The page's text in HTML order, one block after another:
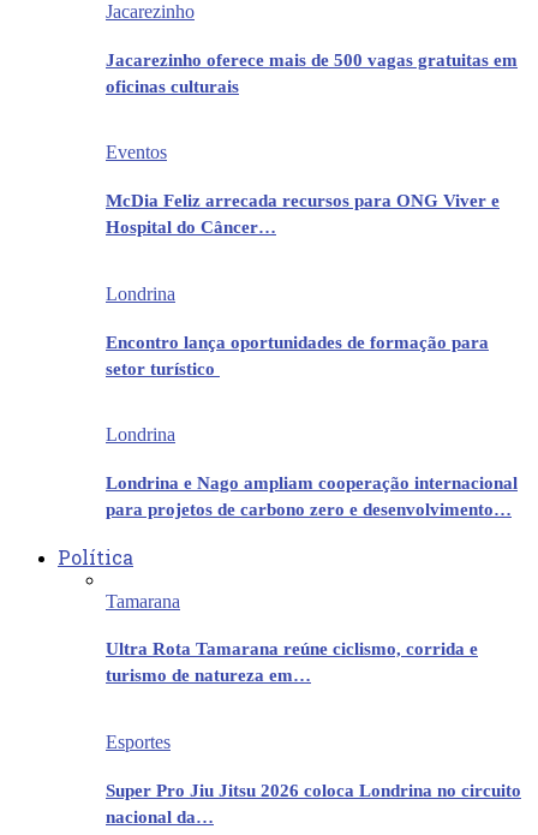
Jacarezinho
Jacarezinho oferece mais de 500 vagas gratuitas em
oficinas culturais
Eventos
McDia Feliz arrecada recursos para ONG Viver e
Hospital do Câncer…
Londrina
Encontro lança oportunidades de formação para
setor turístico
Londrina
Londrina e Nago ampliam cooperação internacional
para projetos de carbono zero e desenvolvimento…
Política
Tamarana
Ultra Rota Tamarana reúne ciclismo, corrida e
turismo de natureza em…
Esportes
Super Pro Jiu Jitsu 2026 coloca Londrina no circuito
nacional da…